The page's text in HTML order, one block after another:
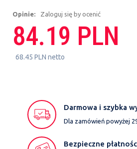
Opinie: Zaloguj się by ocenić
84.19 PLN
68.45 PLN netto
Darmowa i szybka
Dla zamówień powyżej
Bezpieczne